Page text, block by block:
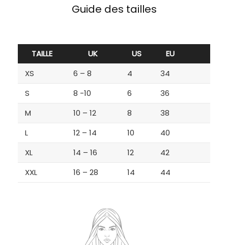
Guide des tailles
TAILLE UK US
EU
XS
6 – 8 4
34
S
8 -10 6
36
M
10 – 12 8
38
L
12 – 14 10
40
XL
14 – 16 12
42
XXL
16 – 28 14 44